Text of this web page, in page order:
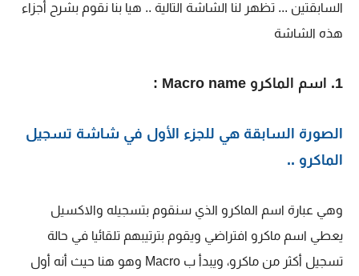
السابقتين ... تظهر لنا الشاشة التالية .. هيا بنا نقوم بشرح أجزاء
هذه الشاشة
1. اسم الماكرو Macro name :
الصورة السابقة هي للجزء الأول في شاشة تسجيل
الماكرو ..
وهي عبارة اسم الماكرو الذي سنقوم بتسجيله والاكسيل
يعطي اسم ماكرو افتراضي ويقوم بترتيبهم تلقائيا في حالة
تسجيل أكثر من ماكرو، ويبدأ ب Macro وهو هنا حيث أنه أول